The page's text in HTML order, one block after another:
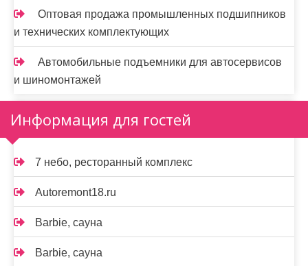
Оптовая продажа промышленных подшипников
и технических комплектующих
Автомобильные подъемники для автосервисов
и шиномонтажей
Информация для гостей
7 небо, ресторанный комплекс
Autoremont18.ru
Barbie, сауна
Barbie, сауна